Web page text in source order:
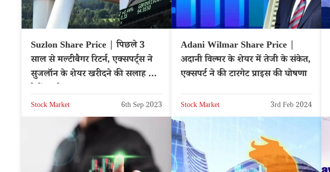
Suzlon Share Price | पिछले 3
साल से मल्टीबैगर रिटर्न, एक्सपर्ट्स ने
सुजलॉन के शेयर खरीदने की सलाह दी,
Stock Market 6th Sep 2023
Adani Wilmar Share Price |
अदानी विल्मर के शेयर में तेजी के संकेत,
एक्सपर्ट ने की टारगेट प्राइस की घोषणा
Stock Market 3rd Feb 2024